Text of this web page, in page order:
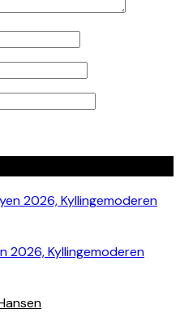
2026, Kyllingemoderen